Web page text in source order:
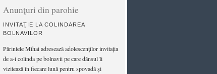
Anunţuri din parohie
INVITAŢIE LA COLINDAREA
BOLNAVILOR
Părintele Mihai adresează adolescenţilor invitaţia
de a-i colinda pe bolnavii pe care dânsul îi
vizitează în fiecare lună pentru spovadă şi